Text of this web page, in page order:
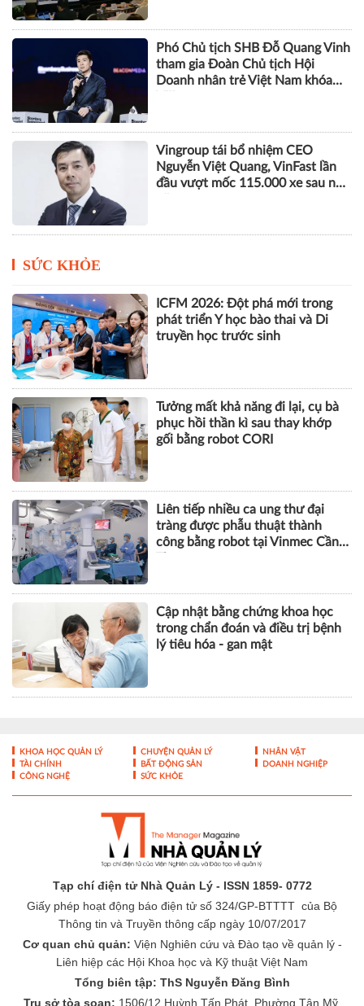
Phó Chủ tịch SHB Đỗ Quang Vinh
tham gia Đoàn Chủ tịch Hội
Doanh nhân trẻ Việt Nam khóa
Vingroup tái bổ nhiệm CEO
Nguyễn Việt Quang, VinFast lần
đầu vượt mốc 115.000 xe sau nửa
SỨC KHỎE
ICFM 2026: Đột phá mới trong
phát triển Y học bào thai và Di
truyền học trước sinh
Tưởng mất khả năng đi lại, cụ bà
phục hồi thần kì sau thay khớp
gối bằng robot CORI
Liên tiếp nhiều ca ung thư đại
tràng được phẫu thuật thành
công bằng robot tại Vinmec Cần
Cập nhật bằng chứng khoa học
trong chẩn đoán và điều trị bệnh
lý tiêu hóa - gan mật
KHOA HỌC QUẢN LÝ CHUYỆN QUẢN LÝ
NHÂN VẬT
TÀI CHÍNH
BẤT ĐỘNG SẢN
DOANH NGHIỆP
CÔNG NGHỆ
SỨC KHỎE
Tạp chí điện tử Nhà Quản Lý - ISSN 1859- 0772
Giấy phép hoạt động báo điện tử số 324/GP-BTTTT của Bộ
Thông tin và Truyền thông cấp ngày 10/07/2017
Cơ quan chủ quản: Viện Nghiên cứu và Đào tạo về quản lý -
Liên hiệp các Hội Khoa học và Kỹ thuật Việt Nam
Tổng biên tập: ThS Nguyễn Đăng Bình
Trụ sở tòa soạn: 1506/12 Huỳnh Tấn Phát, Phường Tân Mỹ,